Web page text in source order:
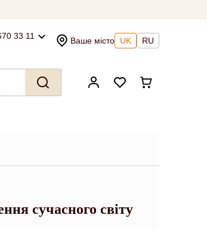
33 11 Ваше місто UK RU
сучасного світу